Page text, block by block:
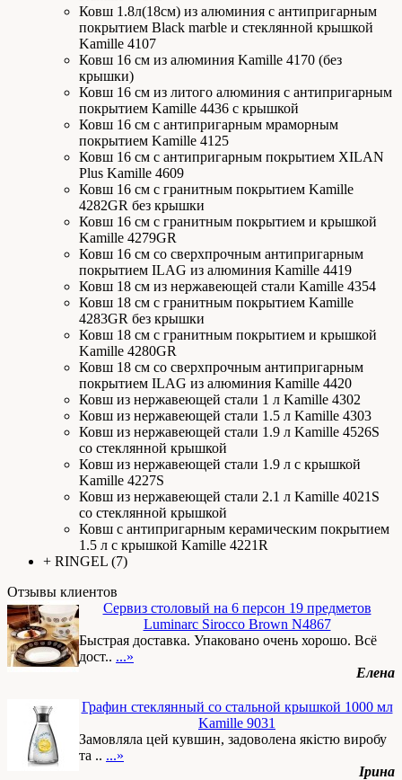
Ковш 1.8л(18см) из алюминия с антипригарным
покрытием Black marble и стеклянной крышкой
Kamille 4107
Ковш 16 см из алюминия Kamille 4170 (без
крышки)
Ковш 16 см из литого алюминия с антипригарным
покрытием Kamille 4436 с крышкой
Ковш 16 см с антипригарным мраморным
покрытием Kamille 4125
Ковш 16 см с антипригарным покрытием XILAN
Plus Kamille 4609
Ковш 16 см с гранитным покрытием Kamille
4282GR без крышки
Ковш 16 см с гранитным покрытием и крышкой
Kamille 4279GR
Ковш 16 см со сверхпрочным антипригарным
покрытием ILAG из алюминия Kamille 4419
Ковш 18 см из нержавеющей стали Kamille 4354
Ковш 18 см с гранитным покрытием Kamille
4283GR без крышки
Ковш 18 см с гранитным покрытием и крышкой
Kamille 4280GR
Ковш 18 см со сверхпрочным антипригарным
покрытием ILAG из алюминия Kamille 4420
Ковш из нержавеющей стали 1 л Kamille 4302
Ковш из нержавеющей стали 1.5 л Kamille 4303
Ковш из нержавеющей стали 1.9 л Kamille 4526S
со стеклянной крышкой
Ковш из нержавеющей стали 1.9 л с крышкой
Kamille 4227S
Ковш из нержавеющей стали 2.1 л Kamille 4021S
со стеклянной крышкой
Ковш с антипригарным керамическим покрытием
1.5 л с крышкой Kamille 4221R
+ RINGEL (7)
Отзывы клиентов
Сервиз столовый на 6 персон 19 предметов
Luminarc Sirocco Brown N4867
Быстрая доставка. Упаковано очень хорошо. Всё
дост.. ...»
Елена
Графин стеклянный со стальной крышкой 1000 мл
Kamille 9031
Замовляла цей кувшин, задоволена якістю виробу
та .. ...»
Ірина